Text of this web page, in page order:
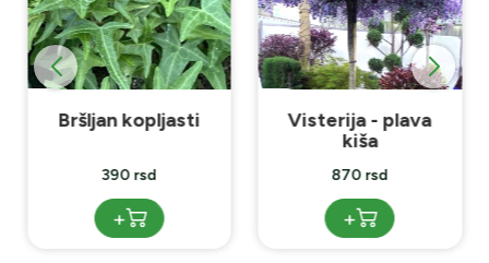
Bršljan kopljasti
390 rsd
+
Visterija - plava
kiša
870 rsd
+